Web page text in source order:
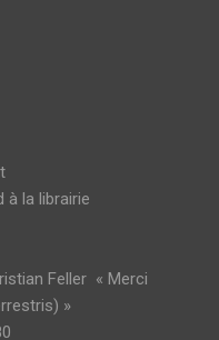
à la librairie
Feller « Merci
»